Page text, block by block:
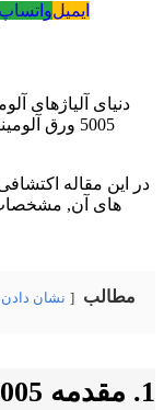
ایمیلواتساپ
دنیای آلیاژهای
5005 ورق
های آن, مشخصات
مطالب نشان دادن
1. مقدمه 5005 ورق آلومینیوم